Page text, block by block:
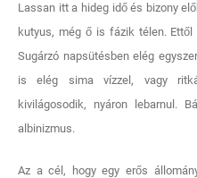
Lassan itt a hideg idő és bizony
kutyus, még ő is fázik télen. Ettől
Sugárzó napsütésben elég
is elég sima vízzel, vagy
kivilágosodik, nyáron lebarnul.
albinizmus.
Az a cél, hogy egy erős